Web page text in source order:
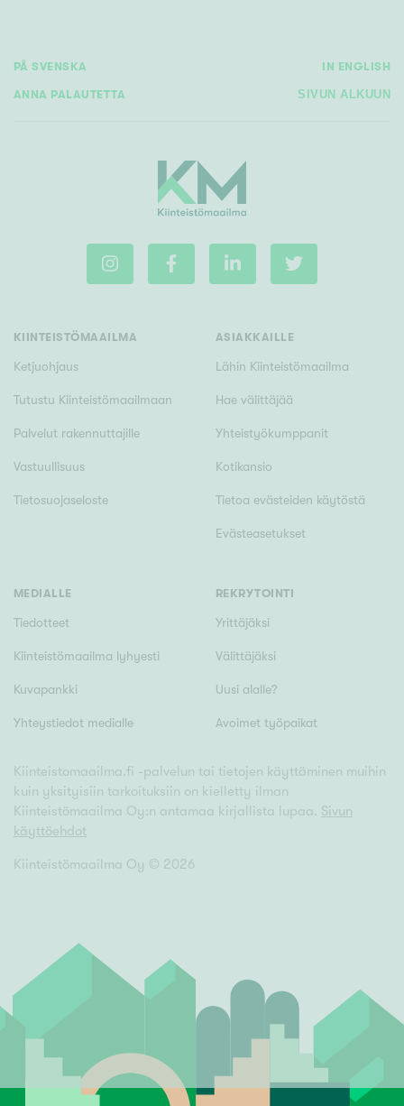
Uudiskohteet
Vain uudiskohteet Ei uudiskohteita
Välttävä
Järvi- tai merinäköala
Maalämpö
Oma ranta
Senioriasunto
PÅ SVENSKA IN ENGLISH
ANNA PALAUTETTA SIVUN ALKUUN
KIINTEISTÖMAAILMA
Ketjuohjaus
Tutustu Kiinteistömaailmaan
Palvelut rakennuttajille
Vastuullisuus
Tietosuojaseloste
ASIAKKAILLE
Lähin Kiinteistömaailma
Hae välittäjää
Yhteistyökumppanit
Kotikansio
Tietoa evästeiden käytöstä
Evästeasetukset
MEDIALLE
Tiedotteet
Kiinteistömaailma lyhyesti
Kuvapankki
Yhteystiedot medialle
REKRYTOINTI
Yrittäjäksi
Välittäjäksi
Uusi alalle?
Avoimet työpaikat
Kiinteistomaailma.fi -palvelun tai tietojen käyttäminen muihin
kuin yksityisiin tarkoituksiin on kielletty ilman
Kiinteistömaailma Oy:n antamaa kirjallista lupaa. Sivun
käyttöehdot
Kiinteistömaailma Oy © 2026